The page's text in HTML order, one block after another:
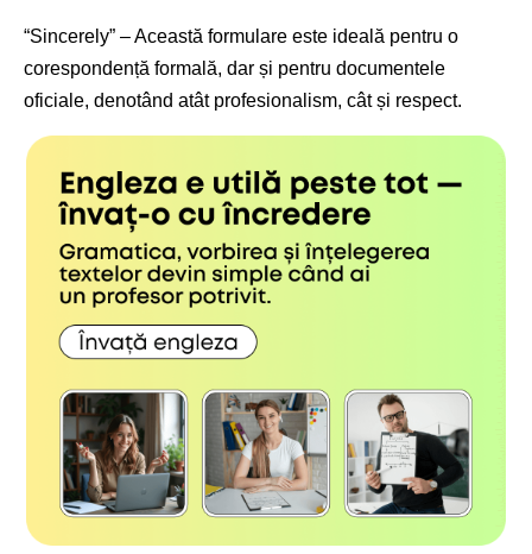
“Sincerely” – Această formulare este ideală pentru o
corespondență formală, dar și pentru documentele
oficiale, denotând atât profesionalism, cât și respect.